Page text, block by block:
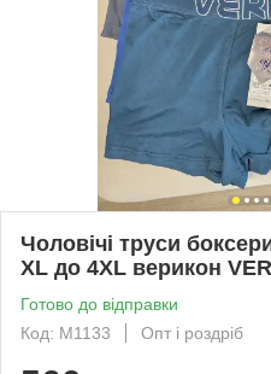
Чоловічі труси
XL до 4XL верикон
Готово до відправки
Код: M1133
Опт і роздріб